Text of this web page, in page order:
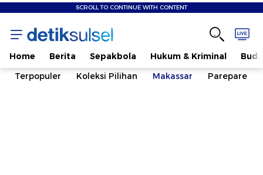
SCROLL TO CONTINUE WITH CONTENT
Home Berita Sepakbola Hukum & Kriminal
Terpopuler
Koleksi Pilihan Makassar Parepare